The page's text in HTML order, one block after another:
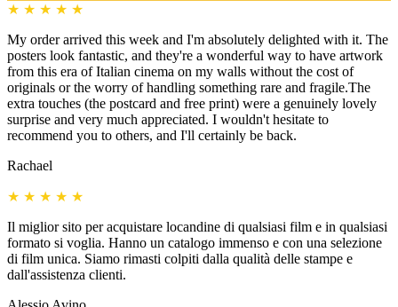
★ ★ ★ ★ ★
My order arrived this week and I'm absolutely delighted with it. The
posters look fantastic, and they're a wonderful way to have artwork
from this era of Italian cinema on my walls without the cost of
originals or the worry of handling something rare and fragile.The
extra touches (the postcard and free print) were a genuinely lovely
surprise and very much appreciated. I wouldn't hesitate to
recommend you to others, and I'll certainly be back.
Rachael
★ ★ ★ ★ ★
Il miglior sito per acquistare locandine di qualsiasi film e in qualsiasi
formato si voglia. Hanno un catalogo immenso e con una selezione
di film unica. Siamo rimasti colpiti dalla qualità delle stampe e
dall'assistenza clienti.